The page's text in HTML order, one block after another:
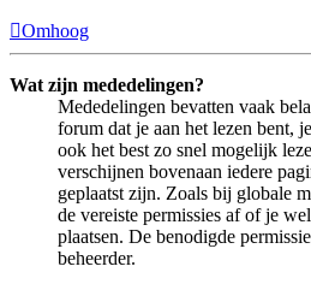
Omhoog
Wat zijn mededelingen?
Mededelingen bevatten vaak
forum dat je aan het lezen bent,
ook het best zo snel mogelijk
verschijnen bovenaan iedere
geplaatst zijn. Zoals bij globale
de vereiste permissies af of je
plaatsen. De benodigde
beheerder.